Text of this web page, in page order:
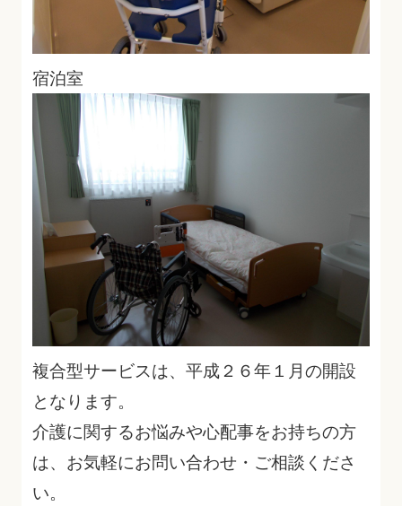
宿泊室
複合型サービスは、平成２６年１月の開設
となります。
介護に関するお悩みや心配事をお持ちの方
は、お気軽にお問い合わせ・ご相談くださ
い。